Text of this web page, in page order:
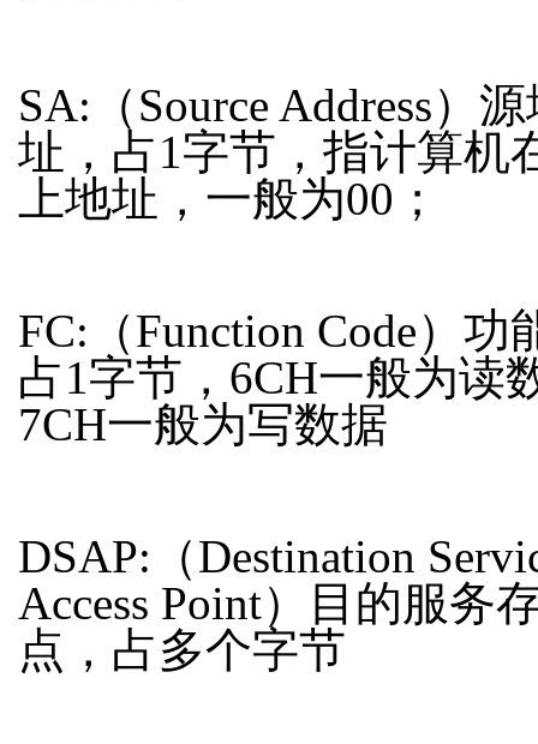
SA:（Source Address）
址，占1字节，指计算机
上地址，一般为00；
FC:（Function Code）功
占1字节，6CH一般为读
7CH一般为写数据
DSAP:（Destination
Access Point）目的服务
点，占多个字节